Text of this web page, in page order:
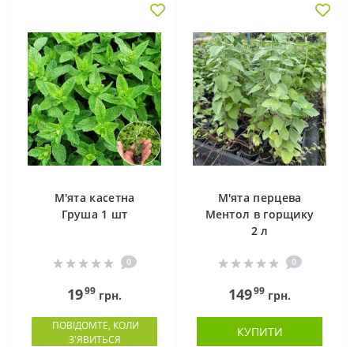
М'ята касетна
Груша 1 шт
0
1999 грн.
ПОВІДОМТЕ, КОЛИ
З'ЯВИТЬСЯ
М'ята перцева
Ментол в горщику
2 л
0
14999 грн.
КУПИТИ